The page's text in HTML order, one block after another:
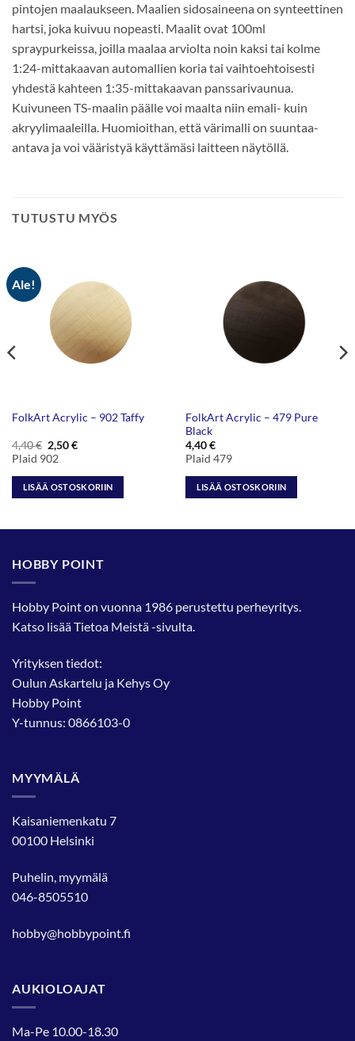
pintojen maalaukseen. Maalien sidosaineena on synteettinen
hartsi, joka kuivuu nopeasti. Maalit ovat 100ml
spraypurkeissa, joilla maalaa arviolta noin kaksi tai kolme
1:24-mittakaavan automallien koria tai vaihtoehtoisesti
yhdestä kahteen 1:35-mittakaavan panssarivaunua.
Kuivuneen TS-maalin päälle voi maalta niin emali- kuin
akryylimaaleilla. Huomioithan, että värimalli on suuntaa-
antava ja voi vääristyä käyttämäsi laitteen näytöllä.
TUTUSTU MYÖS
Ale!
FolkArt Acrylic – 902 Taffy
4,40€ Alkuperäinen
hinta
oli:
4,40 €.
2,50€Nykyinen
2,50 €.
Plaid 902
LISÄÄ OSTOSKORIIN
FolkArt Acrylic – 479 Pure
Black
4,40€
Plaid 479
LISÄÄ OSTOSKORIIN
HOBBY POINT
Hobby Point on vuonna 1986 perustettu perheyritys.
Katso lisääTietoa Meistä-sivulta.
Yrityksen tiedot:
Oulun Askartelu ja Kehys Oy
Hobby Point
Y-tunnus: 0866103-0
MYYMÄLÄ
Kaisaniemenkatu 7
00100 Helsinki
Puhelin, myymälä
046-8505510
hobby@hobbypoint.fi
AUKIOLOAJAT
Ma-Pe 10.00-18.30